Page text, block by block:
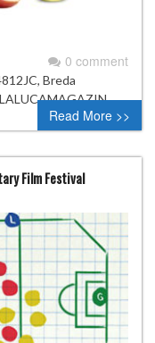
0 comment
Breda
Read More >>
Film Festival